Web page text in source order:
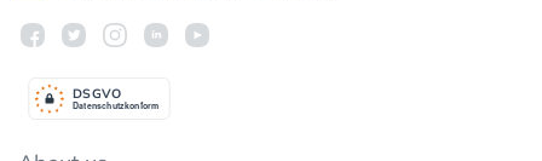
Datenschutzkonform
DSGVO